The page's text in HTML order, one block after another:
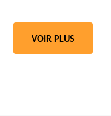
VOIR PLUS